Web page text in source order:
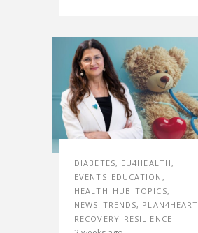
DIABETES, EU4HEALTH ,
EVENTS_EDUCATION ,
HEALTH_HUB_TOPICS,
NEWS_TRENDS, PLAN4HEART
RECOVERY_RESILIENCE